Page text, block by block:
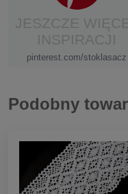
pinterest.com/stoklasacz
Podobny towar